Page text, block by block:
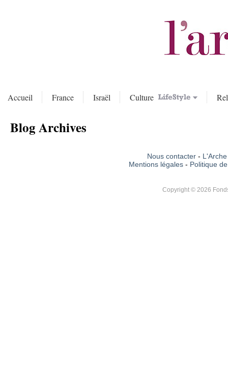
Accueil France Israël Culture
Blog Archives
Nous contacter-
Mentions légales - Politique
Copyright © 2026